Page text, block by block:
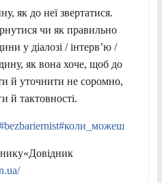
як до неї звертатися.
чи як правильно
у діалозі / інтерв’ю /
як вона хоче, щоб до
й уточнити не соромно,
й тактовності.
#коли_можеш